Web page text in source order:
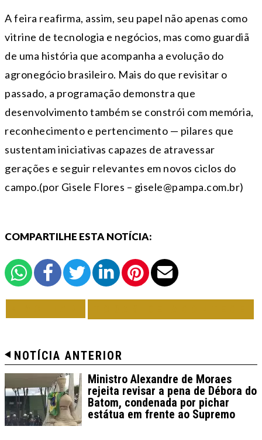
A feira reafirma, assim, seu papel não apenas como
vitrine de tecnologia e negócios, mas como guardiã
de uma história que acompanha a evolução do
agronegócio brasileiro. Mais do que revisitar o
passado, a programação demonstra que
desenvolvimento também se constrói com memória,
reconhecimento e pertencimento — pilares que
sustentam iniciativas capazes de atravessar
gerações e seguir relevantes em novos ciclos do
campo.(por Gisele Flores – gisele@pampa.com.br)
COMPARTILHE ESTA NOTÍCIA:
NOTÍCIA ANTERIOR
Ministro Alexandre de Moraes
rejeita revisar a pena de Débora do
Batom, condenada por pichar
estátua em frente ao Supremo